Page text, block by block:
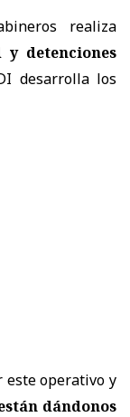
realiza
detenciones
desarrolla los
este operativo y
dándonos